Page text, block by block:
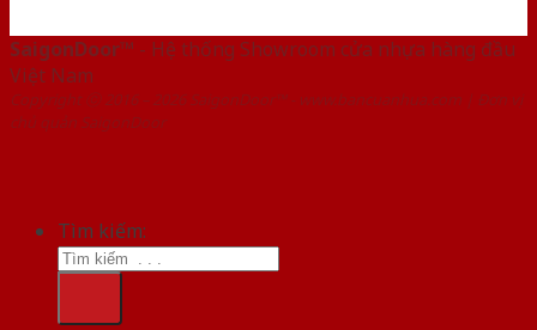
SaigonDoor™ - Hệ thống Showroom cửa nhựa hàng đầu
Việt Nam
Copyright ⓒ 2016 – 2026 SaigonDoor™ - www.bancuanhua.com | Đơn vị
chủ quản SaigonDoor
Tìm kiếm: